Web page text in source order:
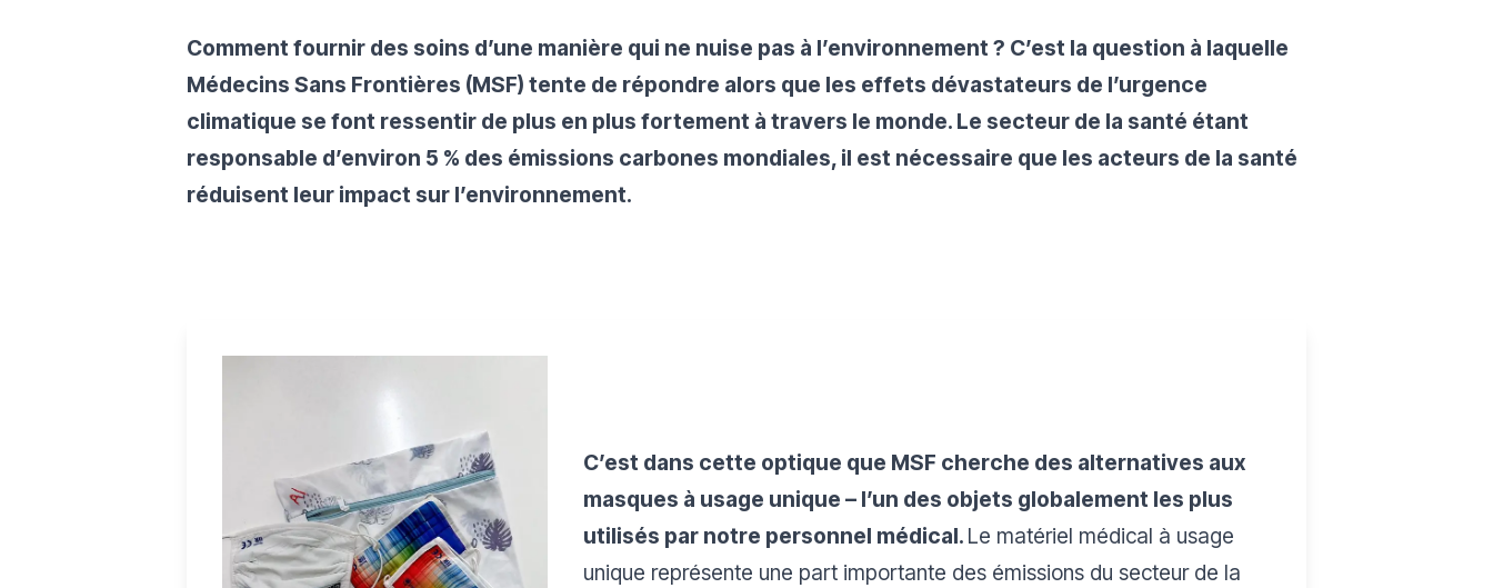
Comment fournir des soins d’une manière qui ne nuise pas à l’environnement ? C’est la question à laquelle
Médecins Sans Frontières (MSF) tente de répondre alors que les effets dévastateurs de l’urgence
climatique se font ressentir de plus en plus fortement à travers le monde. Le secteur de la santé étant
responsable d’environ 5 % des émissions carbones mondiales, il est nécessaire que les acteurs de la santé
réduisent leur impact sur l’environnement.
C’est dans cette optique que MSF cherche des alternatives aux
masques à usage unique – l’un des objets globalement les plus
utilisés par notre personnel médical. Le matériel médical à usage
unique représente une part importante des émissions du secteur de la